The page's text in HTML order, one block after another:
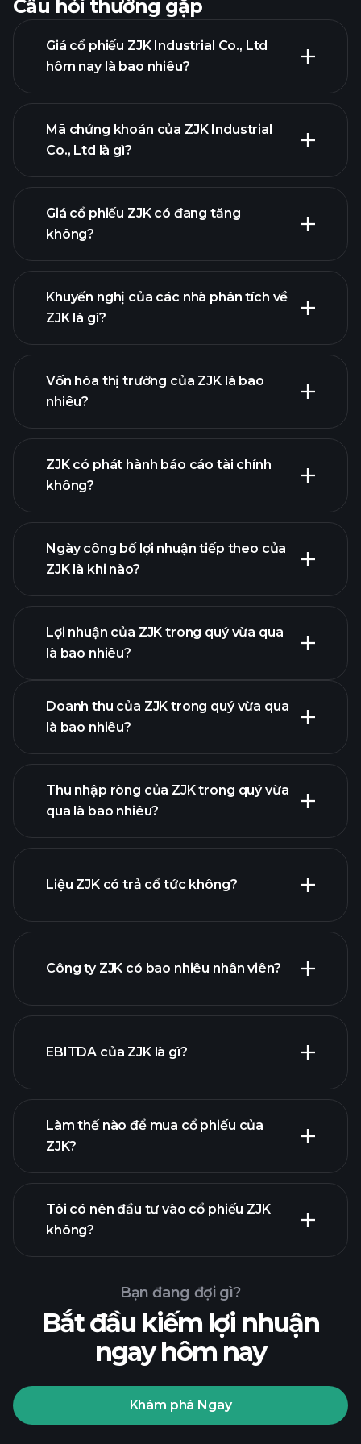
Câu hỏi thường gặp
Giá cổ phiếu ZJK Industrial Co., Ltd
hôm nay là bao nhiêu?
đồ nâng cao
Mã chứng khoán của ZJK Industrial
Co., Ltd là gì?
Giá cổ phiếu ZJK có đang tăng
không?
Khuyến nghị của các nhà phân tích về
ZJK là gì?
Vốn hóa thị trường của ZJK là bao
nhiêu?
danh
sách cổ phiếu của chúng tôi
ZJK có phát hành báo cáo tài chính
không?
tài chính của ZJK
Ngày công bố lợi nhuận tiếp theo của
ZJK là khi nào?
Lịch công bố lợi nhuận
Lợi nhuận của ZJK trong quý vừa qua
là bao nhiêu?
nhuận của ZJK
Doanh thu của ZJK trong quý vừa qua
là bao nhiêu?
báo cáo tài chính
Thu nhập ròng của ZJK trong quý vừa
qua là bao nhiêu?
báo cáo tài chính
Liệu ZJK có trả cổ tức không?
cổ phiếu trả cổ tức cao
Công ty ZJK có bao nhiêu nhân viên?
nhà tuyển dụng lớn nhất
EBITDA của ZJK là gì?
báo cáo tài chính
Làm thế nào để mua cổ phiếu của
ZJK?
Playtrade
Tournaments
nhà môi
Tôi có nên đầu tư vào cổ phiếu ZJK
không?
Bạn đang đợi gì?
Bắt đầu kiếm lợi nhuận
ngay hôm nay
Khám phá Ngay